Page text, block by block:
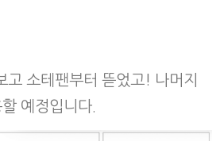
고 소테팬부터 뜯었고! 나머지
예정입니다.